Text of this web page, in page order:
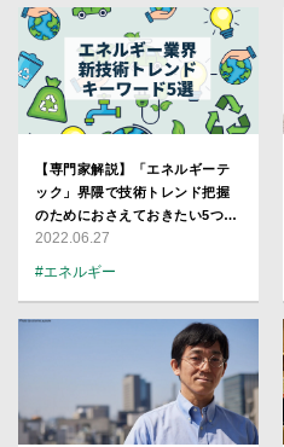
【専門家解説】「エネルギーテ
ック」界隈で技術トレンド把握
のためにおさえておきたい5つの
キーワード
2022.06.27
#エネルギー